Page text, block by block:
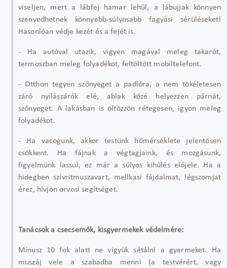
viseljen, mert a lábfej hamar lehűl, a l ábujjak könnyen
szenvedhetnek könnyebb-súlyosabb fagyási sérüléseket!
Hasonlóan védje kezét és a fejét is.
- Ha autóval utazik, vigyen magával meleg takarót,
termoszban meleg folyadékot, feltöltött mobiltelefont.
- Otthon tegyen szőnyeget a padl óra, a nem tökéletesen
záró nyílászárók elé, ablak közé helyezzen párnát,
szőnyeget. A lakásban is öltözzön rétegesen, igyon meleg
folyadékot.
- Ha vacogunk, akkor testünk hőmérséklete jelentősen
csökkent. Ha fájnak a végtagjaink, és mozgásunk,
figyelmünk lassul, ez már a súlyos kihűlés előjele. Ha a
hidegben szívritmuszavart, mellkasi fájdalmat, légszomjat
érez, hívjon orvosi segítséget.
Tanácsok a csecsemők, kisgyermekek védelmére:
Mínusz 10 fok alatt ne vigyük sétálni a gyermeket. Ha
muszáj vele a szabadba menni (a testvérért, vagy